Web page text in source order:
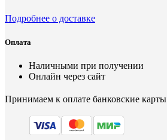
Подробнее о доставке
Оплата
Наличными при получении
Онлайн через сайт
Принимаем к оплате банковские карты